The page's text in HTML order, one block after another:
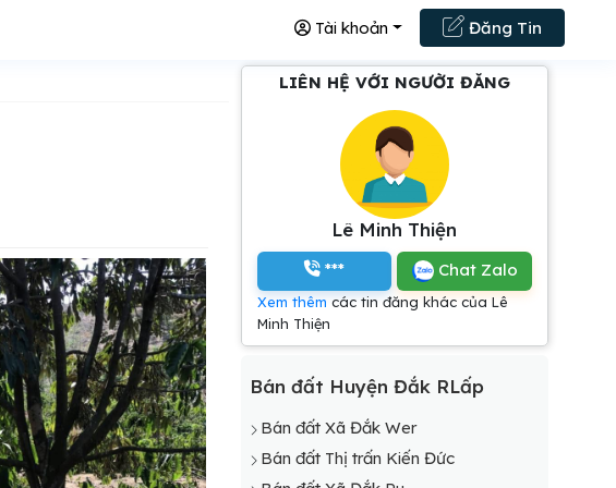
Đăng Tin
Tài khoản
LIÊN HỆ VỚI NGƯỜI ĐĂNG
Lê Minh Thiện
*** Chat Zalo
Xem thêm các tin đăng khác của Lê
Minh Thiện
Bán đất Huyện Đắk RLấp
Bán đất Xã Đắk Wer
Bán đất Thị trấn Kiến Đức